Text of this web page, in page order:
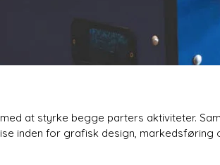
at styrke begge parters aktiviteter.
inden for grafisk design, markedsføring